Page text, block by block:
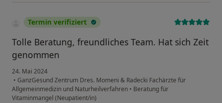
Termin verifiziert
Tolle Beratung, freundliches Team. Hat sich Zeit
genommen
24. Mai 2024
• GanzGesund Zentrum Dres. Momeni & Radecki Fachärzte für
Allgemeinmedizin und Naturheilverfahren • Beratung für
Vitaminmangel (Neupatient/in)